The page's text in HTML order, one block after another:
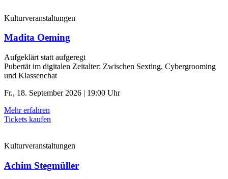
Kulturveranstaltungen
Madita Oeming
Aufgeklärt statt aufgeregt
Pubertät im digitalen Zeitalter: Zwischen Sexting, Cybergrooming
und Klassenchat
Fr., 18. September 2026 | 19:00 Uhr
Mehr erfahren
Tickets kaufen
Kulturveranstaltungen
Achim Stegmüller